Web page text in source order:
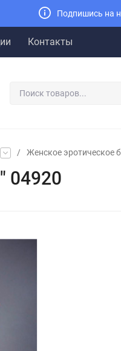
Подпишись на
Контакты
/ Женское эротическое
04920